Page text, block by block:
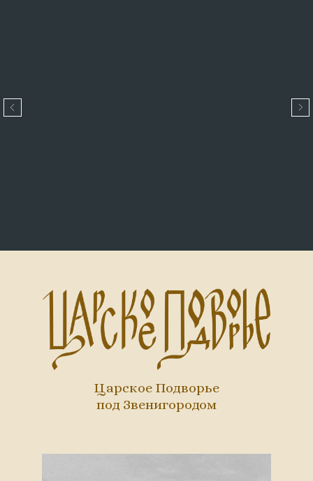
Царское Подворье
под Звенигородом